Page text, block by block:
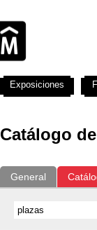
Catálogo
General
Exposiciones